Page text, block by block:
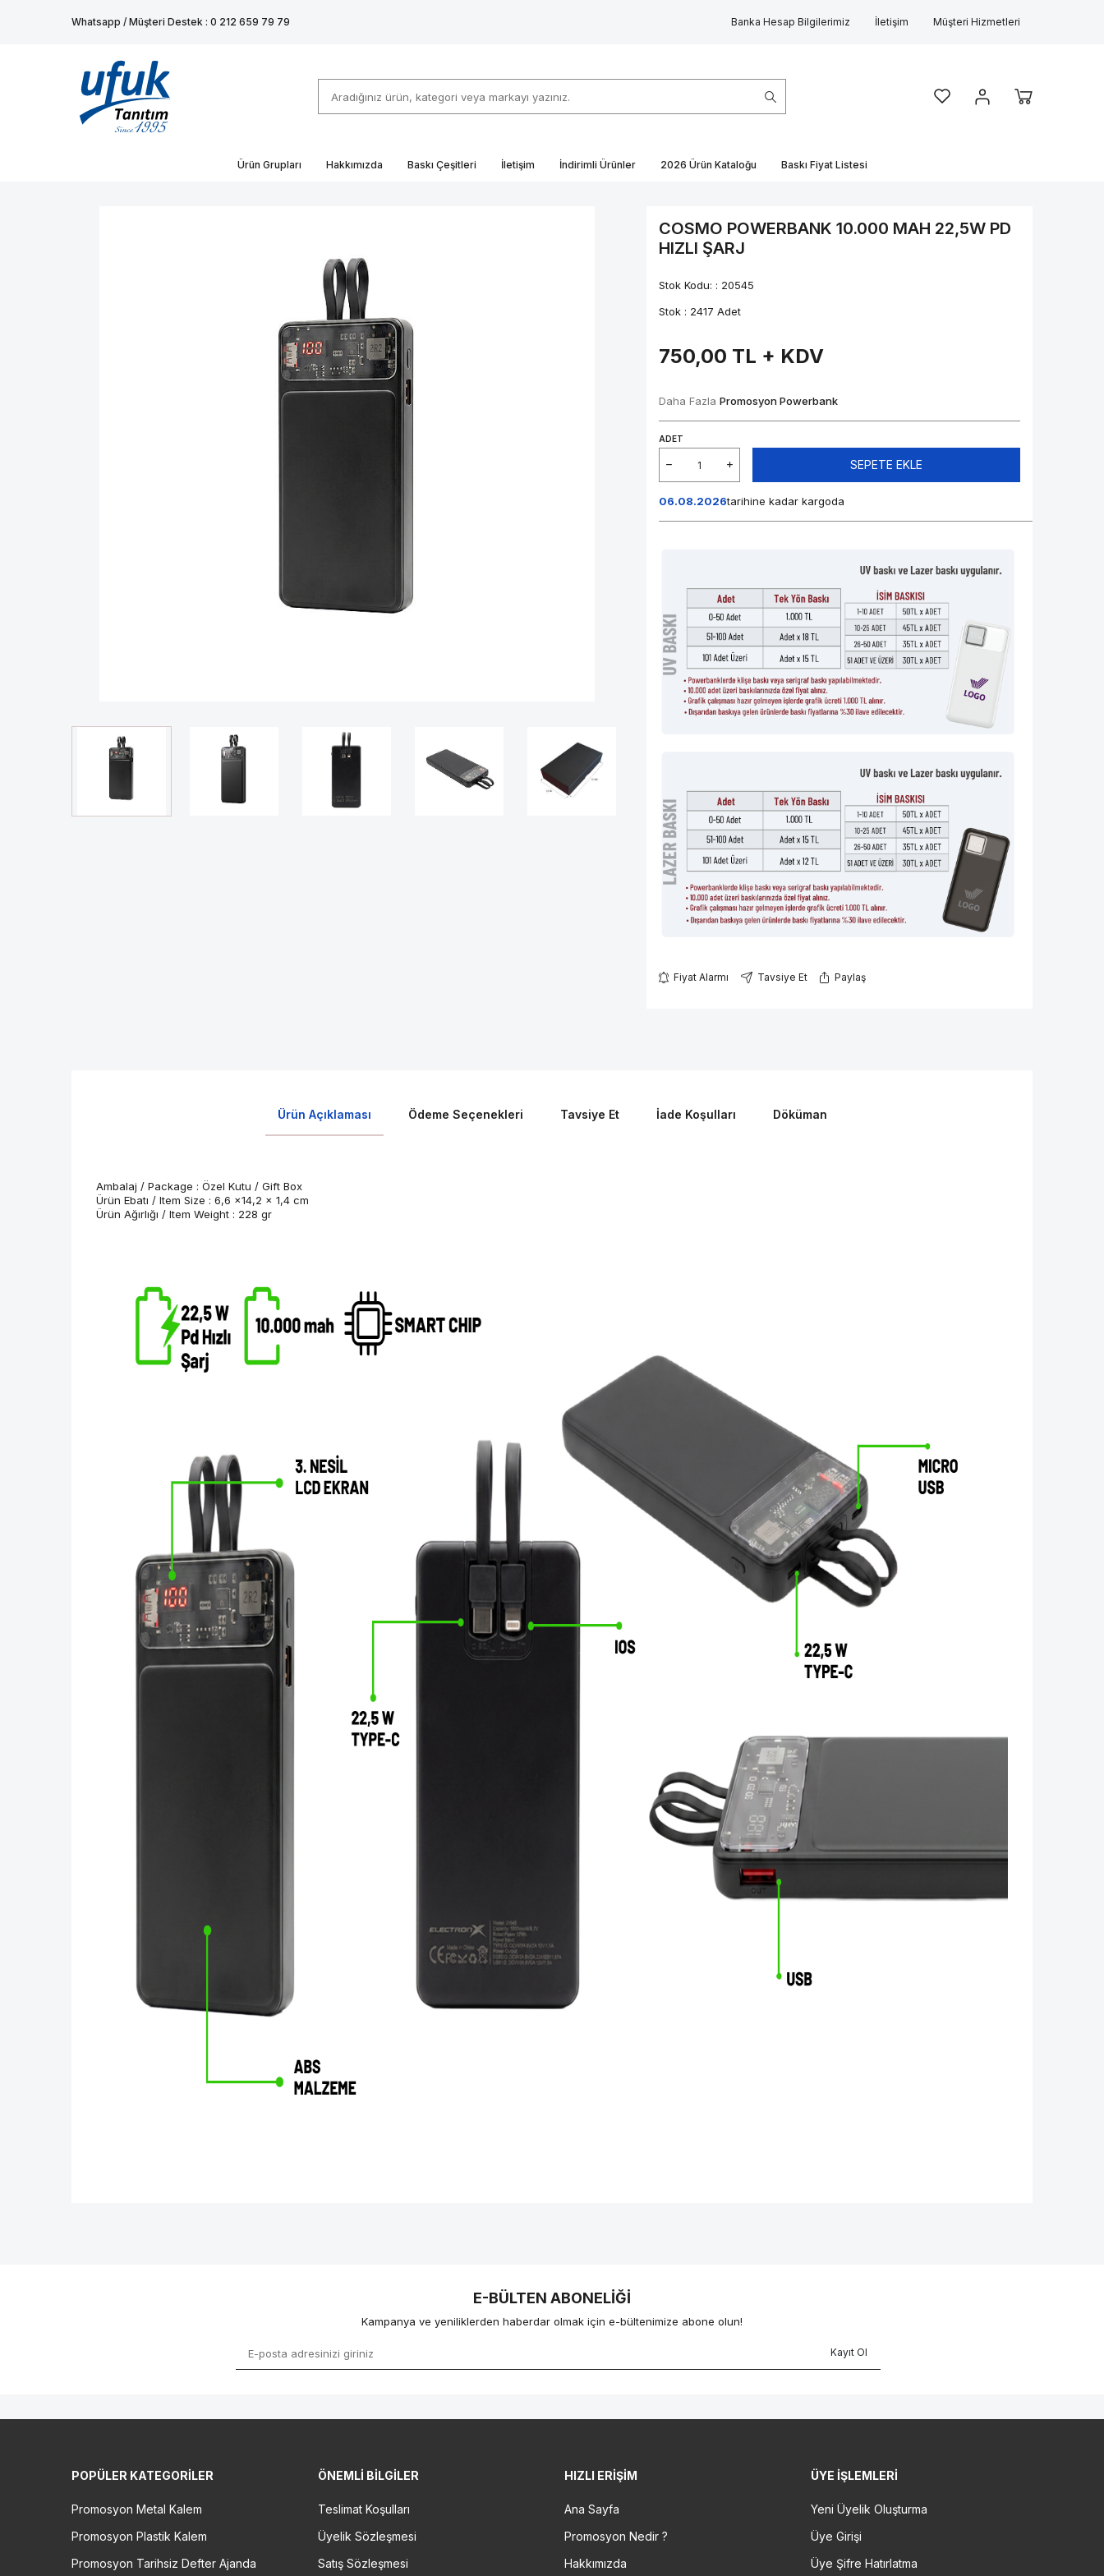
Whatsapp / Müşteri Destek : 0 212 659 79 79 Banka Hesap Bilgilerimiz İletişim Müşteri Hizmetleri
Ürün Grupları Hakkımızda Baskı Çeşitleri İletişim İndirimli Ürünler 2026 Ürün Kataloğu Baskı Fiyat Listesi
COSMO POWERBANK 10.000 MAH 22,5W PD
HIZLI ŞARJ
Stok Kodu: : 20545
Stok : 2417 Adet
750,00 TL + KDV
Daha Fazla Promosyon Powerbank
ADET
SEPETE EKLE
06.08.2026tarihine kadar kargoda
Fiyat Alarmı Tavsiye Et Paylaş
Ürün Açıklaması Ödeme Seçenekleri Tavsiye Et İade Koşulları Döküman
Ambalaj / Package : Özel Kutu / Gift Box
Ürün Ebatı / Item Size : 6,6 x14,2 x 1,4 cm
Ürün Ağırlığı / Item Weight : 228 gr
E-BÜLTEN ABONELIĞI
Kampanya ve yeniliklerden haberdar olmak için e-bültenimize abone olun!
Kayıt Ol
POPÜLER KATEGORILER
Promosyon Metal Kalem
Promosyon Plastik Kalem
Promosyon Tarihsiz Defter Ajanda
ÖNEMLI BILGILER
Teslimat Koşulları
Üyelik Sözleşmesi
Satış Sözleşmesi
HIZLI ERIŞIM
Ana Sayfa
Promosyon Nedir ?
Hakkımızda
ÜYE İŞLEMLERI
Yeni Üyelik Oluşturma
Üye Girişi
Üye Şifre Hatırlatma